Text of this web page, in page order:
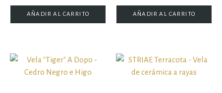
AÑADIR AL CARRITO AÑADIR AL CARRITO